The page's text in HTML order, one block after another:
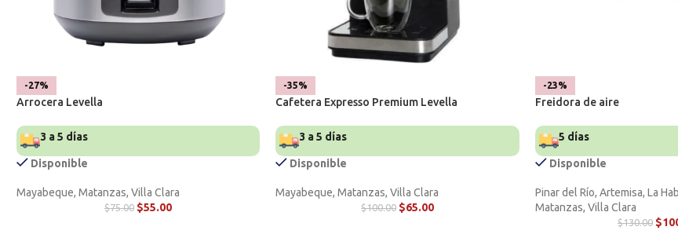
-27%
Arrocera Levella
3 a 5 días
Disponible
Mayabeque, Matanzas, Villa Clara
$75.00 $55.00
-35%
Cafetera Expresso Premium Levella
3 a 5 días
Disponible
Mayabeque, Matanzas, Villa Clara
$100.00 $65.00
-23%
Freidora de aire
5 días
Disponible
Pinar del Río, Artemisa, La
Matanzas, Villa Clara
$130.00 $